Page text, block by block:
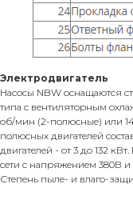
Электродвигатель
Насосы NBW оснащаются
типа с вентиляторным
об/мин (2-полюсные) или
полюсных двигателей
двигателей - от 3 до 132
сети с напряжением 380В и
Степень пыле- и влаго-